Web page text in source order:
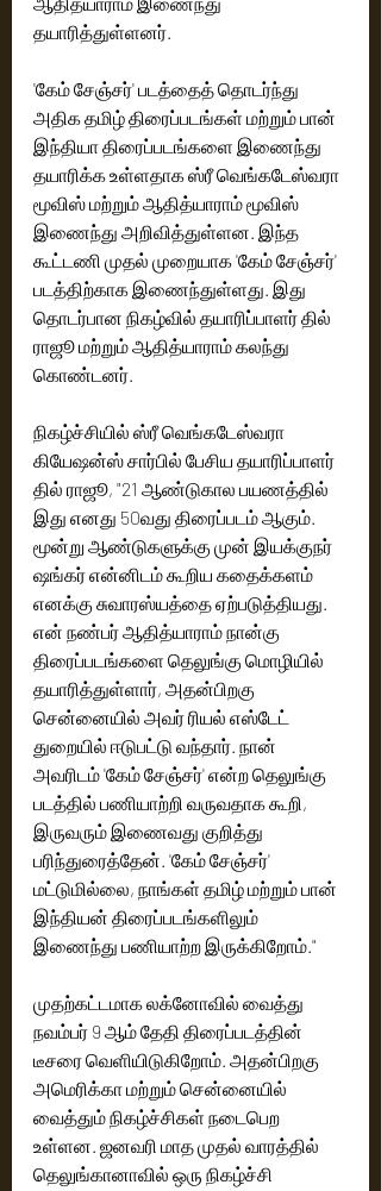
தயாரித்துள்ளனர்.
'கேம் சேஞ்சர்' படத்தைத் தொடர்ந்து
அதிக தமிழ் திரைப்படங்கள் மற்றும் பான்
இந்தியா திரைப்படங்களை இணைந்து
தயாரிக்க உள்ளதாக ஸ்ரீ வெங்கடேஸ்வரா
மூவிஸ் மற்றும் ஆதித்யாராம் மூவிஸ்
இணைந்து அறிவித்துள்ளன. இந்த
கூட்டணி முதல் முறையாக 'கேம் சேஞ்சர்'
படத்திற்காக இணைந்துள்ளது. இது
தொடர்பான நிகழ்வில் தயாரிப்பாளர் தில்
ராஜூ மற்றும் ஆதித்யாராம் கலந்து
கொண்டனர்.
நிகழ்ச்சியில் ஸ்ரீ வெங்கடேஸ்வரா
கியேஷன்ஸ் சார்பில் பேசிய தயாரிப்பாளர்
தில் ராஜூ, "21 ஆண்டுகால பயணத்தில்
இது எனது 50வது திரைப்படம் ஆகும்.
மூன்று ஆண்டுகளுக்கு முன் இயக்குநர்
ஷங்கர் என்னிடம் கூறிய கதைக்களம்
எனக்கு சுவாரஸ்யத்தை ஏற்படுத்தியது.
என் நண்பர் ஆதித்யாராம் நான்கு
திரைப்படங்களை தெலுங்கு மொழியில்
தயாரித்துள்ளார், அதன்பிறகு
சென்னையில் அவர் ரியல் எஸ்டேட்
துறையில் ஈடுபட்டு வந்தார். நான்
அவரிடம் 'கேம் சேஞ்சர்' என்ற தெலுங்கு
படத்தில் பணியாற்றி வருவதாக கூறி,
இருவரும் இணைவது குறித்து
பரிந்துரைத்தேன். 'கேம் சேஞ்சர்'
மட்டுமில்லை, நாங்கள் தமிழ் மற்றும் பான்
இந்தியன் திரைப்படங்களிலும்
இணைந்து பணியாற்ற இருக்கிறோம்."
முதற்கட்டமாக லக்னோவில் வைத்து
நவம்பர் 9 ஆம் தேதி திரைப்படத்தின்
டீசரை வெளியிடுகிறோம். அதன்பிறகு
அமெரிக்கா மற்றும் சென்னையில்
வைத்தும் நிகழ்ச்சிகள் நடைபெற
உள்ளன. ஜனவரி மாத முதல் வாரத்தில்
தெலுங்கானாவில் ஒரு நிகழ்ச்சி